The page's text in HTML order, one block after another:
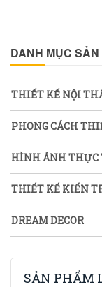
DANH MỤC
THIẾT KẾ NỘI
PHONG CÁCH
HÌNH ẢNH THỰC
THIẾT KẾ KIẾN
DREAM DECOR
SẢN PHẨM